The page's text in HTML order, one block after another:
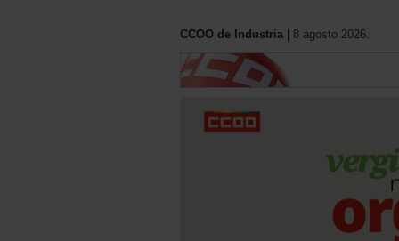
CCOO de Industria | 8 agosto 2026.